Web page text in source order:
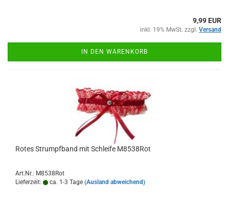
9,99 EUR
inkl. 19% MwSt. zzgl. Versand
IN DEN WARENKORB
Rotes Strumpfband mit Schleife M8538Rot
Art.Nr.: M8538Rot
Lieferzeit:
ca. 1-3 Tage (Ausland abweichend)